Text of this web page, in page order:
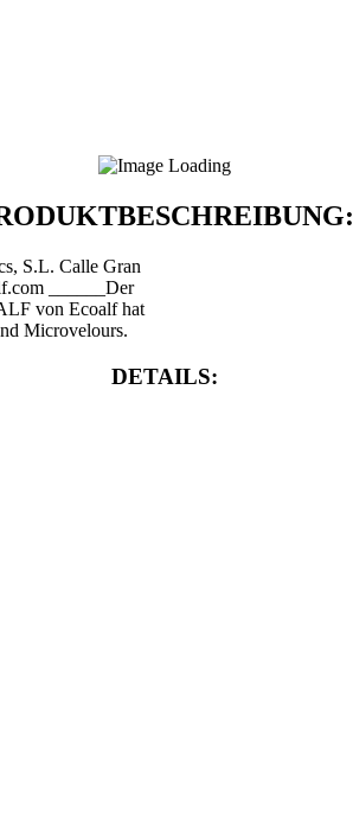
S.L. Calle Gran
______Der
von Ecoalf hat
Microvelours.
DETAILS: